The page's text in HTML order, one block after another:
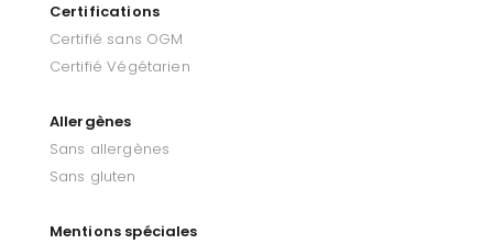
Certifications
Certifié sans OGM
Certifié Végétarien
Allergènes
Sans allergènes
Sans gluten
Mentions spéciales